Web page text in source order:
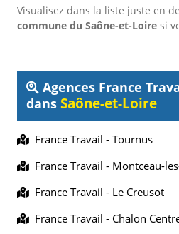
Visualisez dans la liste juste en
commune du Saône-et-Loire si
Agences France
dans Saône-et-Loire
France Travail - Tournus
France Travail - Montceau-
France Travail - Le Creusot
France Travail - Chalon